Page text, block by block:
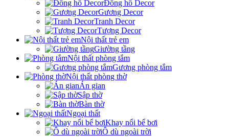
Đồng hồ Decor
Gương Decor
Tranh Decor
Tượng Decor
Nội thất trẻ em
Giường tầng
Nội thất phòng tắm
Gương phòng tắm
Nội thất phòng thờ
Án gian
Sập thờ
Bàn thờ
Ngoại thất
Khay nổi bể bơi
Ô dù ngoài trời